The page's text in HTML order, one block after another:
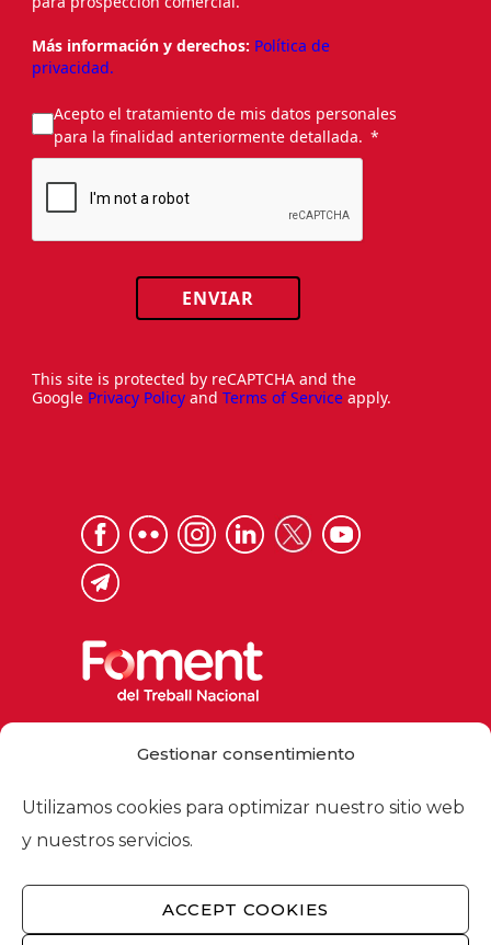
Gestionar consentimiento
Utilizamos cookies para optimizar nuestro sitio web
y nuestros servicios.
ACCEPT COOKIES
Más información y derechos: Política de
privacidad.
Acepto el tratamiento de mis datos personales
para la finalidad anteriormente detallada.
ENVIAR
This site is protected by reCAPTCHA and the
Google Privacy Policy and Terms of Service apply.
foment@foment.com
© 2026 - Foment del Treball Nacional